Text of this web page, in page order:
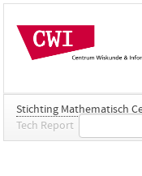
Stichting Mathematisch
Tech Report